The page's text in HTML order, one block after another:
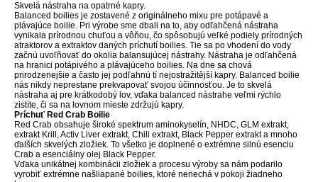
Skvelá nástraha na opatrné kapry.
Balanced boilies je zostavené z originálneho mixu pre potápavé a
plávajúce boilie. Pri výrobe sme dbali na to, aby odľahčená nástraha
vynikala prírodnou chuťou a vôňou, čo spôsobujú veľké podiely prírodných
atraktorov a extraktov daných príchutí boilies. Tie sa po vhodení do vody
začnú uvoľňovať do okolia balansujúcej nástrahy. Nástraha je odľahčená
na hranici potápivého a plávajúceho boilies. Na dne sa chová
prirodzenejšie a často jej podľahnú tí nejostražitější kapry. Balanced boilie
nás nikdy neprestane prekvapovať svojou účinnosťou. Je to skvelá
nástraha aj pre krátkodobý lov, vďaka balanced nástrahe veľmi rýchlo
zistíte, či sa na lovnom mieste zdržujú kapry.
Príchuť Red Crab Boilie
Red Crab obsahuje široké spektrum aminokyselín, NHDC, GLM extrakt,
extrakt Krill, Activ Liver extrakt, Chili extrakt, Black Pepper extrakt a mnoho
ďalších skvelých zložiek. To všetko je doplnené o extrémne silnú esenciu
Crab a esenciálny olej Black Pepper.
Vďaka unikátnej kombinácii zložiek a procesu výroby sa nám podarilo
vyrobiť extrémne našliapané boilies, ktoré nenechá v pokoji žiadneho